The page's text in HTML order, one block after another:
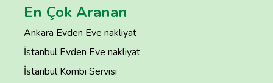
En Çok Aranan
Ankara Evden Eve nakliyat
İstanbul Evden Eve nakliyat
İstanbul Kombi Servisi